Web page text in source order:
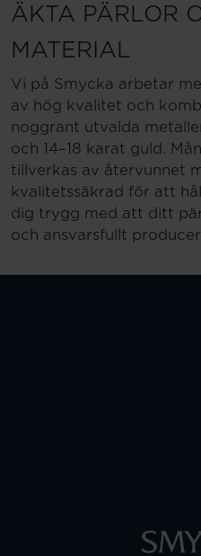
ÄKTA PÄRLOR
MATERIAL
Vi på Smycka arbetar
av hög kvalitet och
noggrant utvalda
och 14–18 karat guld.
tillverkas av återvunnet
kvalitetssäkrad för att
dig trygg med att ditt
och ansvarsfullt